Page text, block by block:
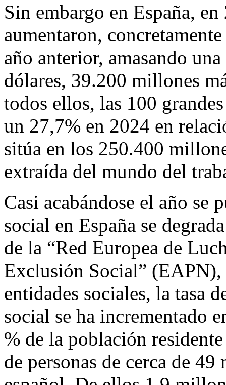
Sin embargo en España,
aumentaron,
año anterior, amasando
dólares, 39.200 millones
todos ellos, las 100
un 27,7% en 2024 en
sitúa en los 250.400
extraída del mundo del
Casi acabándose el año se
social en España se
de la “Red Europea de
Exclusión Social” (EAPN),
entidades sociales, la tasa
social se ha incrementado
% de la población
de personas de cerca de